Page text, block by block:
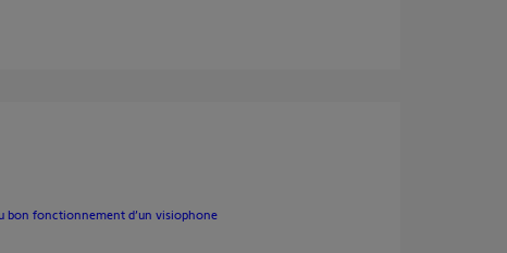
bon fonctionnement d’un visiophone